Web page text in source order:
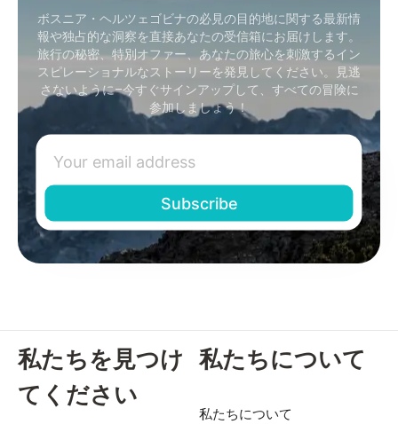
ボスニア・ヘルツェゴビナの必見の目的地に関する最新情
報や独占的な洞察を直接あなたの受信箱にお届けします。
旅行の秘密、特別オファー、あなたの旅心を刺激するイン
スピレーショナルなストーリーを発見してください。見逃
さないように–今すぐサインアップして、すべての冒険に
参加しましょう！
私たちを見つけ
てください
私たちについて
私たちについて